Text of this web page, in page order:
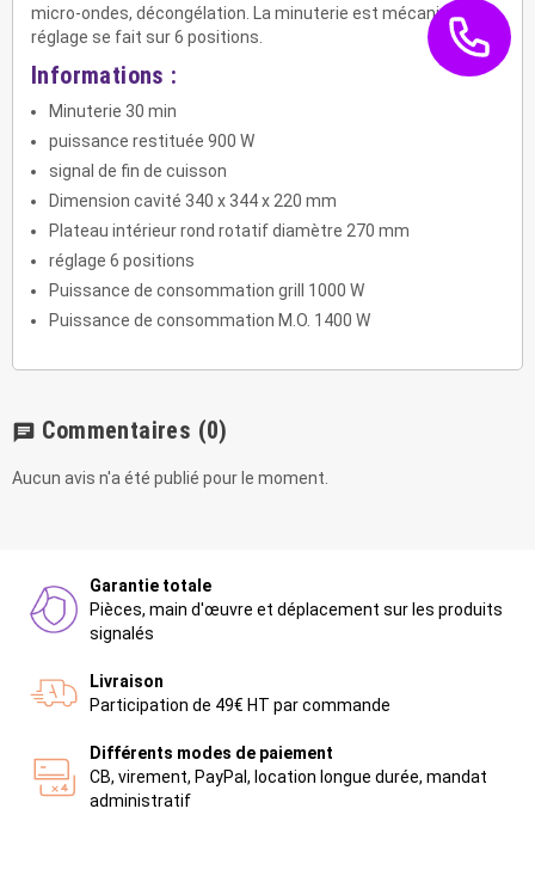
micro-ondes, décongélation. La minuterie est mécanique. Le
réglage se fait sur 6 positions.
Informations :
Minuterie 30 min
puissance restituée 900 W
signal de fin de cuisson
Dimension cavité 340 x 344 x 220 mm
Plateau intérieur rond rotatif diamètre 270 mm
réglage 6 positions
Puissance de consommation grill 1000 W
Puissance de consommation M.O. 1400 W
chat Commentaires (0)
Aucun avis n'a été publié pour le moment.
Garantie totale
Pièces, main d'œuvre et déplacement sur les produits
signalés
Livraison
Participation de 49€ HT par commande
Différents modes de paiement
CB, virement, PayPal, location longue durée, mandat
administratif